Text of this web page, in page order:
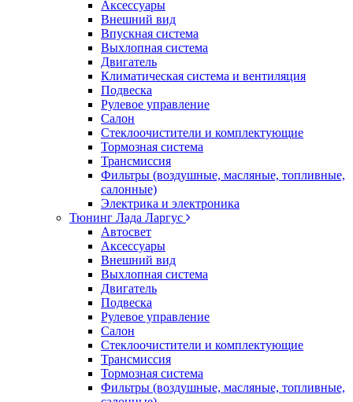
Аксессуары
Внешний вид
Впускная система
Выхлопная система
Двигатель
Климатическая система и вентиляция
Подвеска
Рулевое управление
Салон
Стеклоочистители и комплектующие
Тормозная система
Трансмиссия
Фильтры (воздушные, масляные, топливные,
салонные)
Электрика и электроника
Тюнинг Лада Ларгус
Автосвет
Аксессуары
Внешний вид
Выхлопная система
Двигатель
Подвеска
Рулевое управление
Салон
Стеклоочистители и комплектующие
Трансмиссия
Тормозная система
Фильтры (воздушные, масляные, топливные,